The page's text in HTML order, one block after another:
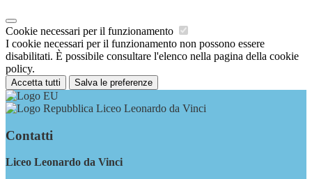
Cookie necessari per il funzionamento
I cookie necessari per il funzionamento non possono essere
disabilitati. È possibile consultare l'elenco nella pagina della cookie
policy.
Accetta tutti Salva le preferenze
Liceo Leonardo da Vinci
Contatti
Liceo Leonardo da Vinci